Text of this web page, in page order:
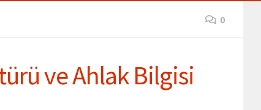
0
ve Ahlak Bilgisi